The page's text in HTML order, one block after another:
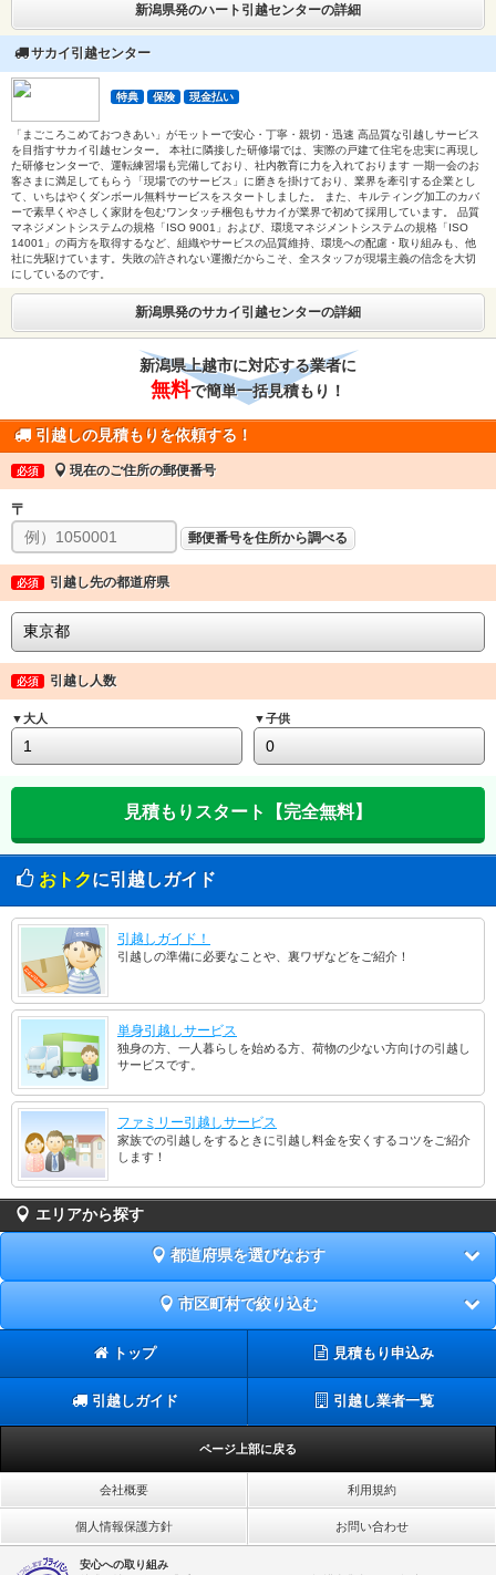
新潟県発のハート引越センターの詳細
サカイ引越センター
特典 保険 現金払い
「まごころこめておつきあい」がモットーで安心・丁寧・親切・迅速 高品質な引越しサービス
を目指すサカイ引越センター。 本社に隣接した研修場では、実際の戸建て住宅を忠実に再現し
た研修センターで、運転練習場も完備しており、社内教育に力を入れております 一期一会のお
客さまに満足してもらう「現場でのサービス」に磨きを掛けており、業界を牽引する企業とし
て、いちはやくダンボール無料サービスをスタートしました。 また、キルティング加工のカバ
ーで素早くやさしく家財を包むワンタッチ梱包もサカイが業界で初めて採用しています。 品質
マネジメントシステムの規格「ISO 9001」および、環境マネジメントシステムの規格「ISO
14001」の両方を取得するなど、組織やサービスの品質維持、環境への配慮・取り組みも、他
社に先駆けています。失敗の許されない運搬だからこそ、全スタッフが現場主義の信念を大切
にしているのです。
新潟県発のサカイ引越センターの詳細
新潟県上越市に対応する業者に
無料で簡単一括見積もり！
引越しの見積もりを依頼する！
必須 現在のご住所の郵便番号
〒
郵便番号を住所から調べる
必須 引越し先の都道府県
必須 引越し人数
▼大人 ▼子供
おトクに引越しガイド
引越しガイド！
引越しの準備に必要なことや、裏ワザなどをご紹介！
単身引越しサービス
独身の方、一人暮らしを始める方、荷物の少ない方向けの引越し
サービスです。
ファミリー引越しサービス
家族での引越しをするときに引越し料金を安くするコツをご紹介
します！
エリアから探す
都道府県を選びなおす
市区町村で絞り込む
トップ 見積もり申込み
引越しガイド 引越し業者一覧
ページ上部に戻る
会社概要 利用規約
個人情報保護方針 お問い合わせ
安心への取り組み